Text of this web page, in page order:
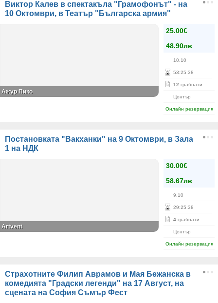
Виктор Калев в спектакъла "Грамофонът" - на
10 Октомври, в Театър "Българска армия"
25.00€
48.90лв
10.10
53:25:38
12 грабнати
Център
Онлайн резервация
Ажур Пико
Постановката "Вакханки" на 9 Октомври, в Зала
1 на НДК
30.00€
58.67лв
9.10
29:25:38
4 грабнати
Център
Онлайн резервация
Artvent
Страхотните Филип Аврамов и Мая Бежанска в
комедията "Градски легенди" на 17 Август, на
сцената на София Съмър Фест